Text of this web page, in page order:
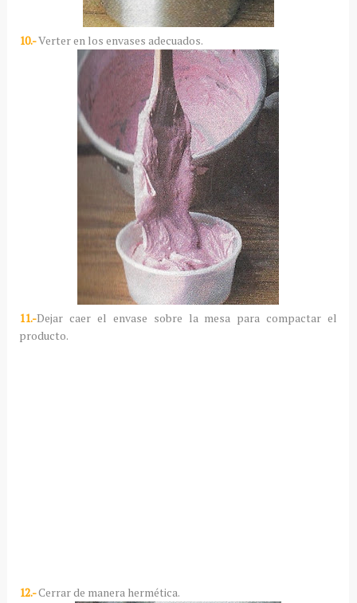
10.-Verter en los envases adecuados.
11.-Dejar caer el envase sobre la mesa para compactar el
producto.
12.-Cerrar de manera hermética.